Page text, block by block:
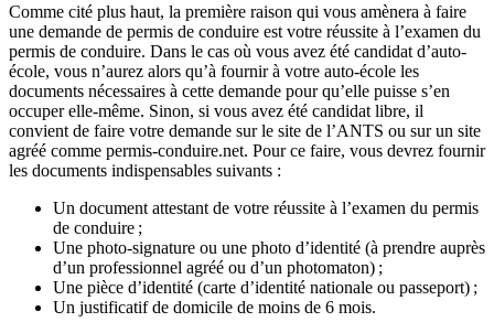
Comme cité plus haut, la première raison qui vous amènera à faire
une demande de permis de conduire est votre réussite à l’examen du
permis de conduire. Dans le cas où vous avez été candidat d’auto-
école, vous n’aurez alors qu’à fournir à votre auto-école les
documents nécessaires à cette demande pour qu’elle puisse s’en
occuper elle-même. Sinon, si vous avez été candidat libre, il
convient de faire votre demande sur le site de l’ANTS ou sur un site
agréé comme permis-conduire.net. Pour ce faire, vous devrez fournir
les documents indispensables suivants :
Un document attestant de votre réussite à l’examen du permis
de conduire ;
Une photo-signature ou une photo d’identité (à prendre auprès
d’un professionnel agréé ou d’un photomaton) ;
Une pièce d’identité (carte d’identité nationale ou passeport) ;
Un justificatif de domicile de moins de 6 mois.